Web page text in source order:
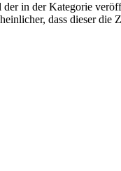
in der Kategorie
dass dieser die